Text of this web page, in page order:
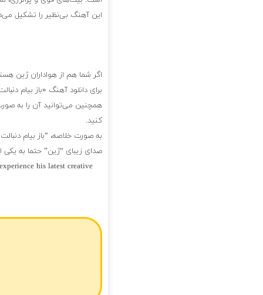
این آهنگ بی‌نظیر را تشکیل
اگر شما هم از هواداران ژین
برای دانلود آهنگ «باز بیام
همچنین می‌توانید آن را به
کنید.
به صورت خلاصه، “باز بیام
صدای زیبای “ژین” حتما به
his latest creative